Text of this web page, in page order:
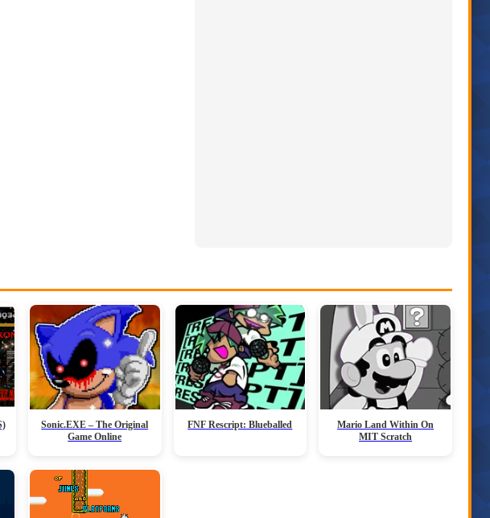
Sonic.EXE – The Original
Game Online
FNF Rescript: Blueballed
Mario Land Within On
MIT Scratch